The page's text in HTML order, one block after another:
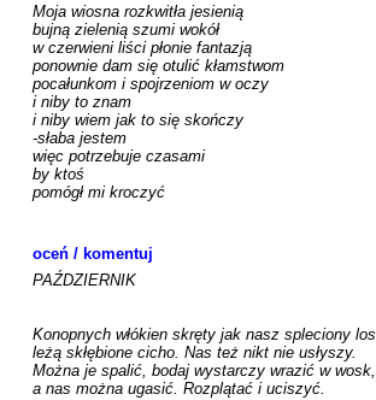
Moja wiosna rozkwitła jesienią
bujną zielenią szumi wokół
w czerwieni liści płonie fantazją
ponownie dam się otulić kłamstwom
pocałunkom i spojrzeniom w oczy
i niby to znam
i niby wiem jak to się skończy
-słaba jestem
więc potrzebuje czasami
by ktoś
pomógł mi kroczyć
oceń / komentuj
PAŹDZIERNIK
Konopnych włókien skręty jak nasz spleciony los
leżą skłębione cicho. Nas też nikt nie usłyszy.
Można je spalić, bodaj wystarczy wrazić w wosk,
a nas można ugasić. Rozplątać i uciszyć.